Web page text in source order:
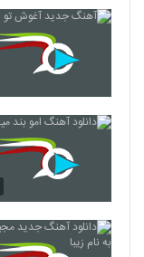
6273